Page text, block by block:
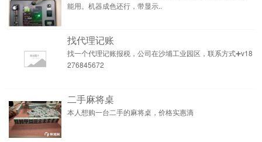
能用。机器成色还行，带显示..
找代理记账
找一个代理记账报税，公司在沙埔工业园区，联系方式➕v18
276845672
二手麻将桌
本人想购一台二手的麻将桌，价格实惠滴